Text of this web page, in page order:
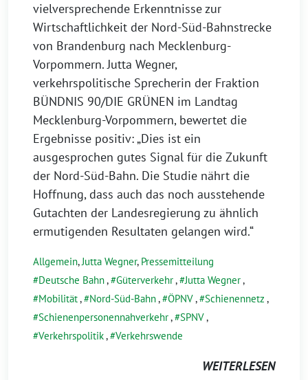
vielversprechende Erkenntnisse zur
Wirtschaftlichkeit der Nord-Süd-Bahnstrecke
von Brandenburg nach Mecklenburg-
Vorpommern. Jutta Wegner,
verkehrspolitische Sprecherin der Fraktion
BÜNDNIS 90/DIE GRÜNEN im Landtag
Mecklenburg-Vorpommern, bewertet die
Ergebnisse positiv: „Dies ist ein
ausgesprochen gutes Signal für die Zukunft
der Nord-Süd-Bahn. Die Studie nährt die
Hoffnung, dass auch das noch ausstehende
Gutachten der Landesregierung zu ähnlich
ermutigenden Resultaten gelangen wird.“
Allgemein,Jutta Wegner, Pressemitteilung
Deutsche Bahn, Güterverkehr, Jutta Wegner,
Mobilität, Nord-Süd-Bahn, ÖPNV, Schienennetz ,
Schienenpersonennahverkehr, SPNV,
Verkehrspolitik, Verkehrswende
WEITERLESEN